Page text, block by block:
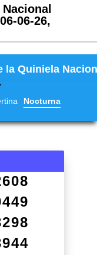
06-26,
Quiniela
Nocturna